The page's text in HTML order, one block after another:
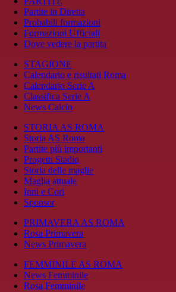
Partite in Diretta
Probabili formazioni
Formazioni Ufficiali
Dove vedere la partita
STAGIONE
Calendario e risultati Roma
Calendario Serie A
Classifica Serie A
News Calcio
STORIA AS ROMA
Storia AS Roma
Partite più importanti
Progetti Stadio
Storia delle maglie
Maglia attuale
Inni e Cori
Sponsor
PRIMAVERA AS ROMA
Rosa Primavera
News Primavera
FEMMINILE AS ROMA
News Femminile
Rosa Femminile